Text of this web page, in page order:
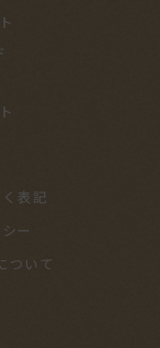
表記
ー
ついて